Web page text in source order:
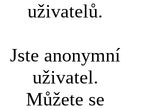
uživatelů.
Jste anonymní
uživatel.
Můžete se